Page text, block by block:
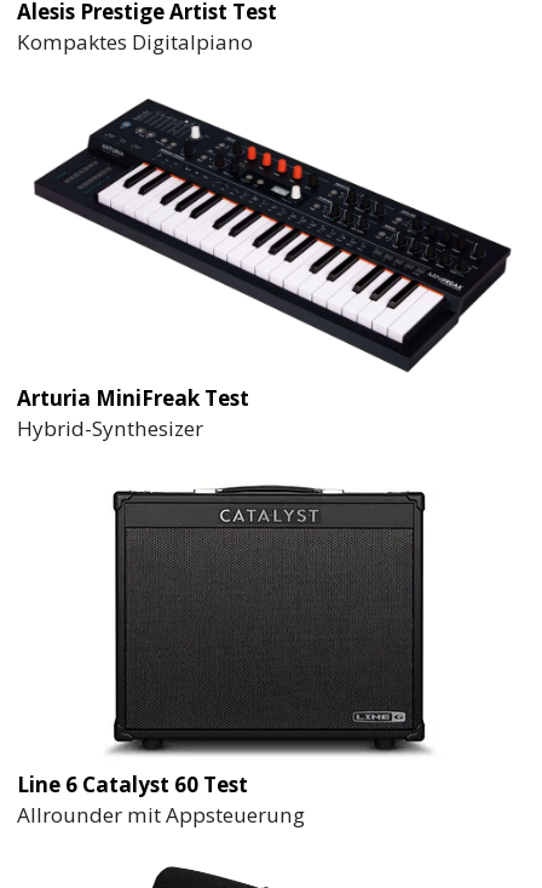
Alesis Prestige Artist Test
Kompaktes Digitalpiano
Arturia MiniFreak Test
Hybrid-Synthesizer
Line 6 Catalyst 60 Test
Allrounder mit Appsteuerung